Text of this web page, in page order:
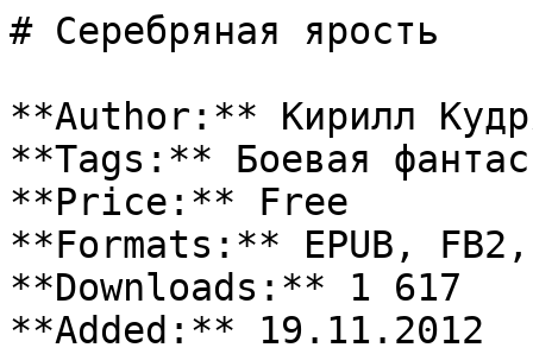
# Серебряная ярость
**Author:** Кирилл
**Tags:** Боевая
**Price:** Free
**Formats:** EPUB, FB2,
**Downloads:** 1 617
**Added:** 19.11.2012